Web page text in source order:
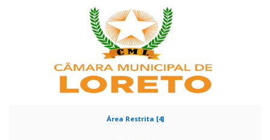
Área Restrita [4]